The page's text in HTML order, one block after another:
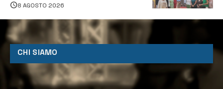
Servizio Legale
8 AGOSTO 2026
CHI SIAMO